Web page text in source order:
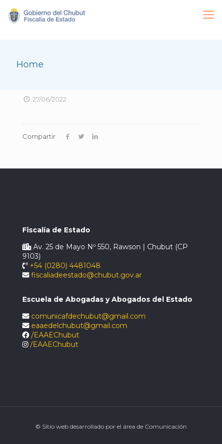
Home
27/06/2022
Compartir
Fiscalía de Estado
Av. 25 de Mayo Nº 550, Rawson | Chubut (CP
9103)
+54 (0280) 4481048
fiscaliadeestado@chubut.gov.ar
Escuela de Abogadas y Abogados del Estado
comunicafdechubut@gmail.com
eaaedelchubut@gmail.com
/EAAEChubut
/EAAEChubut
© Sitio web desarrollado por el área de Comunicación